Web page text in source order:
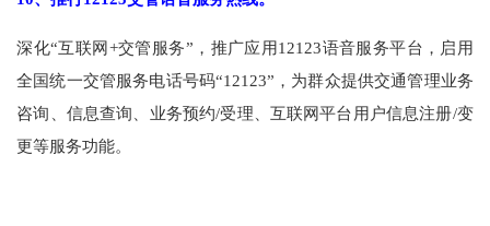
深化“互联网+交管服务”，推广应用12123语音服务平台，启用
全国统一交管服务电话号码“12123”，为群众提供交通管理业务
咨询、信息查询、业务预约/受理、互联网平台用户信息注册/变
更等服务功能。